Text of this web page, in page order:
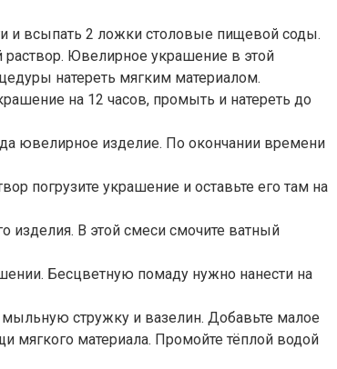
и всыпать 2 ложки столовые пищевой соды.
Ювелирное украшение в этой
натереть мягким материалом.
на 12 часов, промыть и натереть до
ювелирное изделие. По окончании времени
погрузите украшение и оставьте его там на
изделия. В этой смеси смочите ватный
Бесцветную помаду нужно нанести на
стружку и вазелин. Добавьте малое
мягкого материала. Промойте тёплой водой